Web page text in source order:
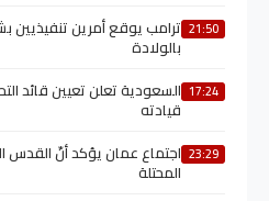
21:50 ترامب يوقع أمرين تنفيذيين
بالولادة
17:24 السعودية تعلن تعيين قائد
قيادته
23:29 اجتماع عمان يؤكد أنّ
المحتلة